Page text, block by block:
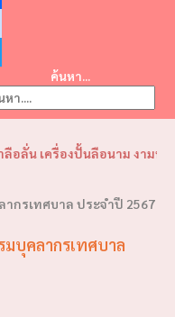
Twitter
ค้นหา...
รื่องปั้นลือนาม งามพระธาตุ
กรเทศบาล ประจำปี 2567
มบุคลากรเทศบาล